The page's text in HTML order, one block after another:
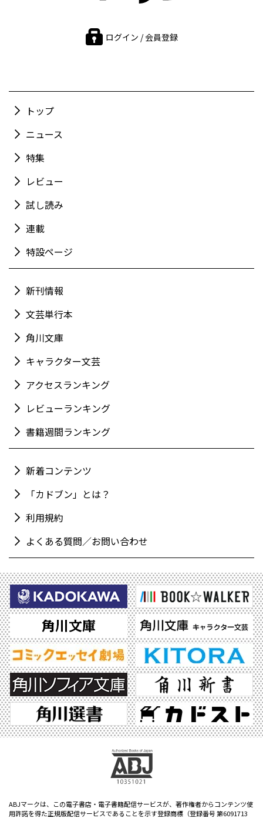
ログイン / 会員登録
トップ
ニュース
特集
レビュー
試し読み
連載
特設ページ
新刊情報
文芸単行本
角川文庫
キャラクター文芸
アクセスランキング
レビューランキング
書籍週間ランキング
新着コンテンツ
「カドブン」とは？
利用規約
よくある質問／お問い合わせ
ABJマークは、この電子書店・電子書籍配信サービスが、著作権者からコンテンツ使
用許諾を得た正規版配信サービスであることを示す登録商標（登録番号 第6091713